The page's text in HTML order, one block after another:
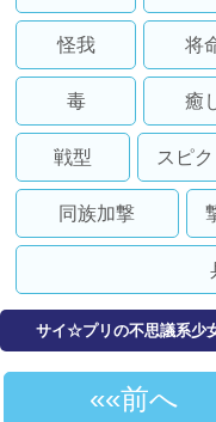
怪我 将
毒 癒
戦型 スピク
同族加撃
サイ☆プリの不思議系少
«前へ